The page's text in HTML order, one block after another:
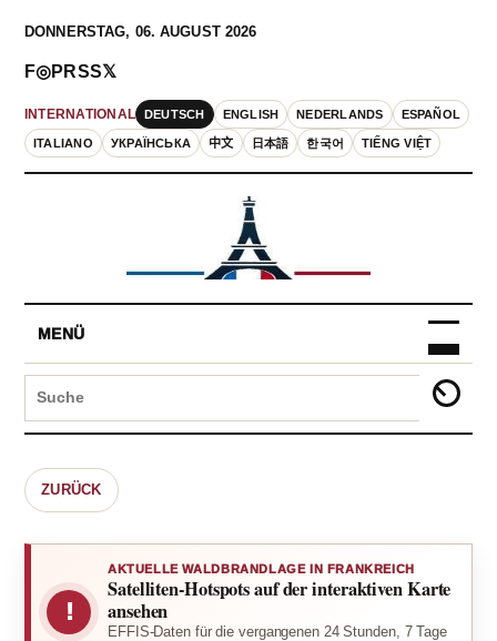
DONNERSTAG, 06. AUGUST 2026
INTERNATIONAL DEUTSCH ENGLISH NEDERLANDS ESPAÑOL
ITALIANO УКРАЇНСЬКА 中文 日本語 한국어 TIẾNG VIỆT
F◎PRSS𝕏
MENÜ
ZURÜCK
!
AKTUELLE WALDBRANDLAGE IN FRANKREICH
Satelliten-Hotspots auf der interaktiven Karte
ansehen
EFFIS-Daten für die vergangenen 24 Stunden, 7 Tage